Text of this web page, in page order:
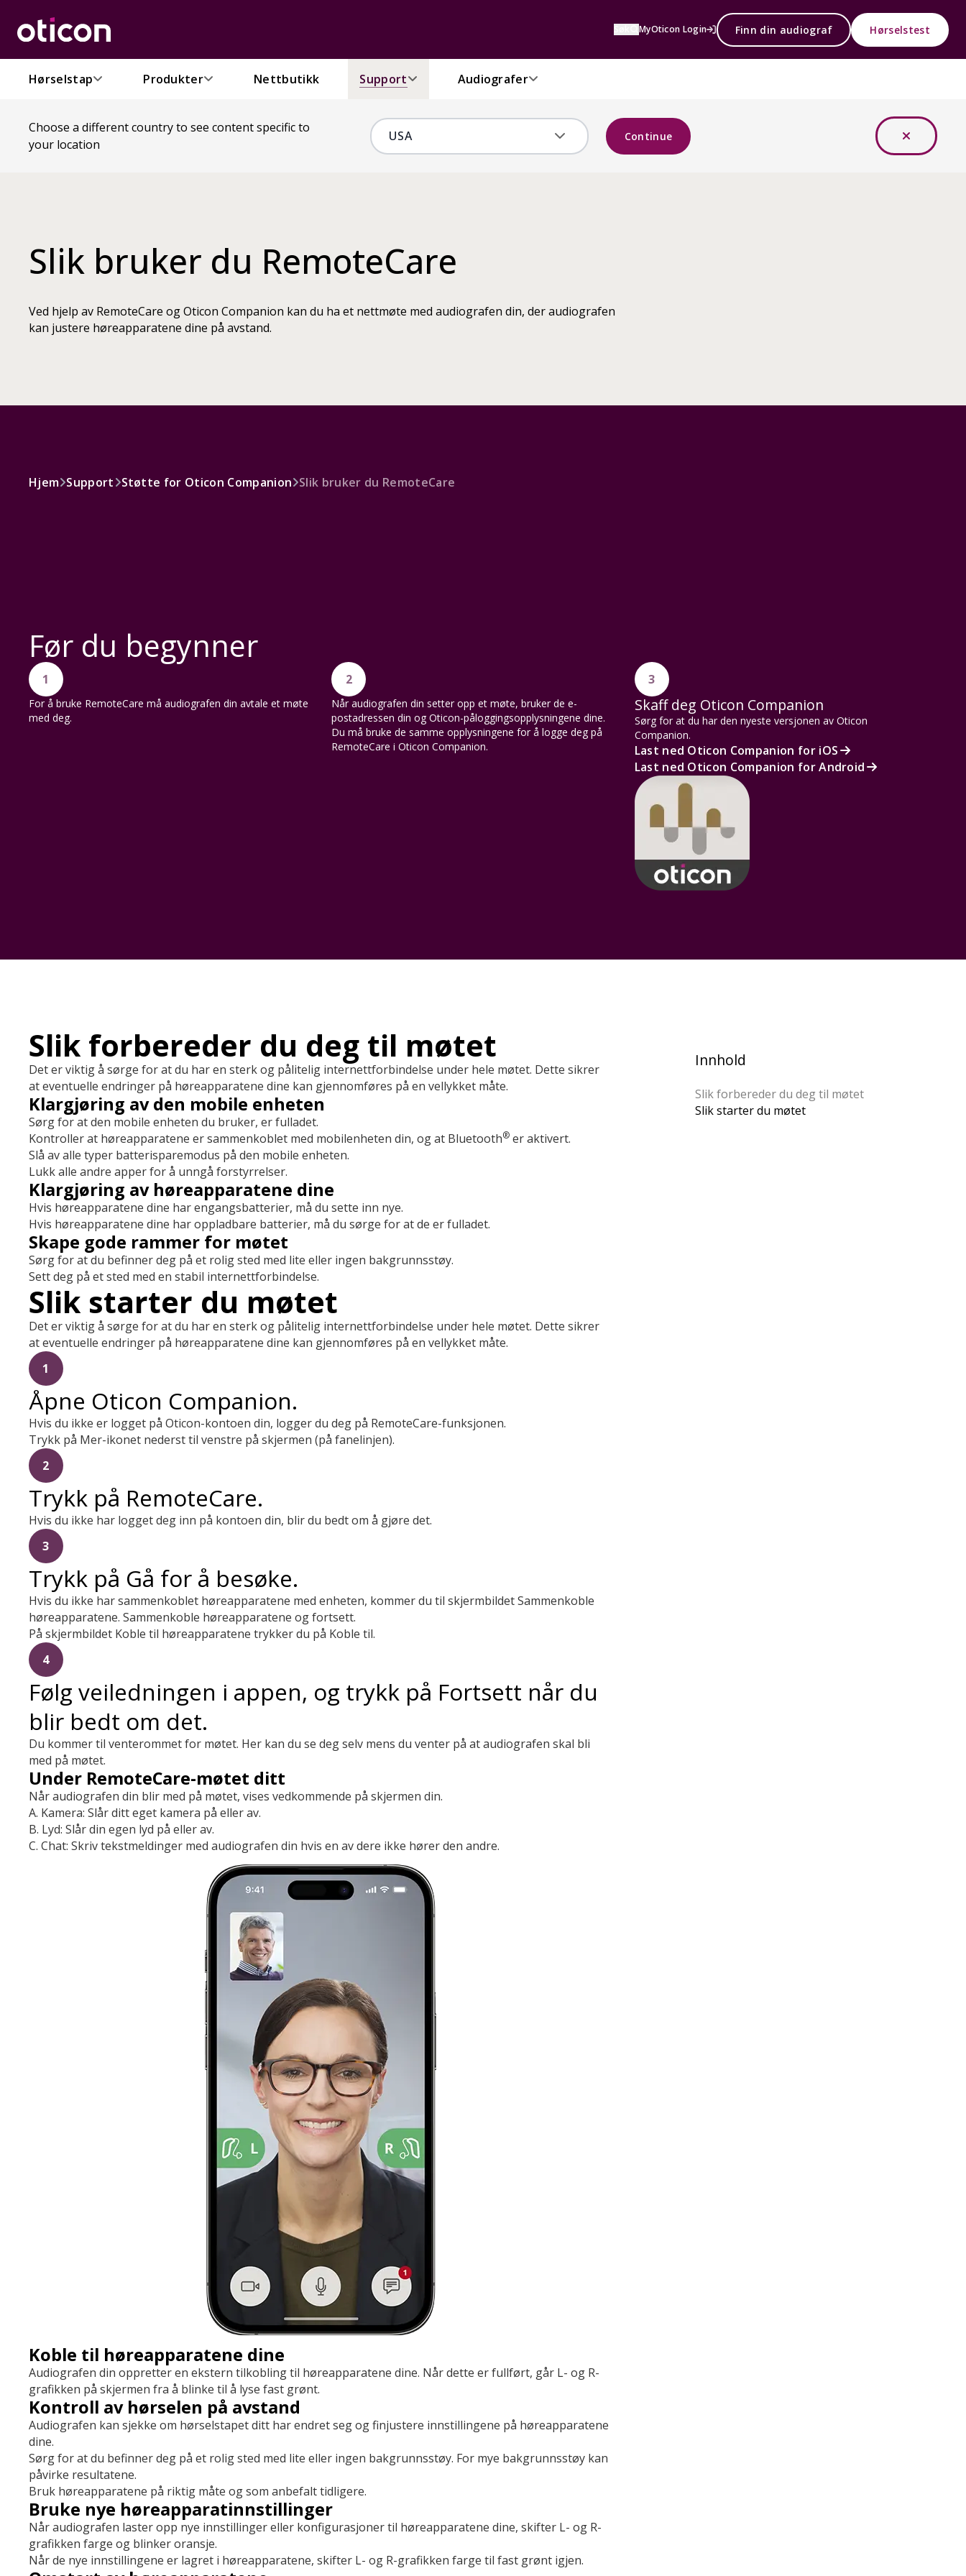
MyOticon Login Finn din audiograf Hørselstest
Hørselstap Produkter Nettbutikk Support Audiografer
Choose a different country to see content specific to
your location
Continue
Slik bruker du RemoteCare
Ved hjelp av RemoteCare og Oticon Companion kan du ha et nettmøte med audiografen din, der audiografen
kan justere høreapparatene dine på avstand.
Hjem Support Støtte for Oticon Companion Slik bruker du RemoteCare
Før du begynner
1
For å bruke RemoteCare må audiografen din avtale et møte
med deg.
2
Når audiografen din setter opp et møte, bruker de e-
postadressen din og Oticon-påloggingsopplysningene dine.
Du må bruke de samme opplysningene for å logge deg på
RemoteCare i Oticon Companion.
3
Skaff deg Oticon Companion
Sørg for at du har den nyeste versjonen av Oticon
Companion.
Last ned Oticon Companion for iOS
Last ned Oticon Companion for Android
Slik forbereder du deg til møtet
Det er viktig å sørge for at du har en sterk og pålitelig internettforbindelse under hele møtet. Dette sikrer
at eventuelle endringer på høreapparatene dine kan gjennomføres på en vellykket måte.
Klargjøring av den mobile enheten
Sørg for at den mobile enheten du bruker, er fulladet.
Kontroller at høreapparatene er sammenkoblet med mobilenheten din, og at Bluetooth® er aktivert.
Slå av alle typer batterisparemodus på den mobile enheten.
Lukk alle andre apper for å unngå forstyrrelser.
Klargjøring av høreapparatene dine
Hvis høreapparatene dine har engangsbatterier, må du sette inn nye.
Hvis høreapparatene dine har oppladbare batterier, må du sørge for at de er fulladet.
Skape gode rammer for møtet
Sørg for at du befinner deg på et rolig sted med lite eller ingen bakgrunnsstøy.
Sett deg på et sted med en stabil internettforbindelse.
Slik starter du møtet
Det er viktig å sørge for at du har en sterk og pålitelig internettforbindelse under hele møtet. Dette sikrer
at eventuelle endringer på høreapparatene dine kan gjennomføres på en vellykket måte.
1
Åpne Oticon Companion.
Hvis du ikke er logget på Oticon-kontoen din, logger du deg på RemoteCare-funksjonen.
Trykk på Mer-ikonet nederst til venstre på skjermen (på fanelinjen).
2
Trykk på RemoteCare.
Hvis du ikke har logget deg inn på kontoen din, blir du bedt om å gjøre det.
3
Trykk på Gå for å besøke.
Hvis du ikke har sammenkoblet høreapparatene med enheten, kommer du til skjermbildet Sammenkoble
høreapparatene. Sammenkoble høreapparatene og fortsett.
På skjermbildet Koble til høreapparatene trykker du på Koble til.
4
Følg veiledningen i appen, og trykk på Fortsett når du
blir bedt om det.
Du kommer til venterommet for møtet. Her kan du se deg selv mens du venter på at audiografen skal bli
med på møtet.
Under RemoteCare-møtet ditt
Når audiografen din blir med på møtet, vises vedkommende på skjermen din.
A. Kamera: Slår ditt eget kamera på eller av.
B. Lyd: Slår din egen lyd på eller av.
C. Chat: Skriv tekstmeldinger med audiografen din hvis en av dere ikke hører den andre.
Koble til høreapparatene dine
Audiografen din oppretter en ekstern tilkobling til høreapparatene dine. Når dette er fullført, går L- og R-
grafikken på skjermen fra å blinke til å lyse fast grønt.
Kontroll av hørselen på avstand
Audiografen kan sjekke om hørselstapet ditt har endret seg og finjustere innstillingene på høreapparatene
dine.
Sørg for at du befinner deg på et rolig sted med lite eller ingen bakgrunnsstøy. For mye bakgrunnsstøy kan
påvirke resultatene.
Bruk høreapparatene på riktig måte og som anbefalt tidligere.
Bruke nye høreapparatinnstillinger
Når audiografen laster opp nye innstillinger eller konfigurasjoner til høreapparatene dine, skifter L- og R-
grafikken farge og blinker oransje.
Når de nye innstillingene er lagret i høreapparatene, skifter L- og R-grafikken farge til fast grønt igjen.
Innhold
Slik forbereder du deg til møtet
Slik starter du møtet